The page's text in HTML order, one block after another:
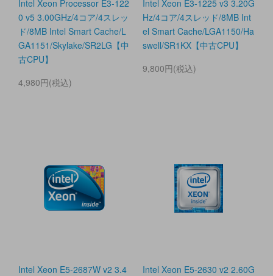
Intel Xeon Processor E3-122
0 v5 3.00GHz/4コア/4スレッ
ド/8MB Intel Smart Cache/L
GA1151/Skylake/SR2LG【中
古CPU】
4,980円(税込)
Intel Xeon E3-1225 v3 3.20G
Hz/4コア/4スレッド/8MB Int
el Smart Cache/LGA1150/Ha
swell/SR1KX【中古CPU】
9,800円(税込)
Intel Xeon E5-2687W v2 3.4
Intel Xeon E5-2630 v2 2.60G